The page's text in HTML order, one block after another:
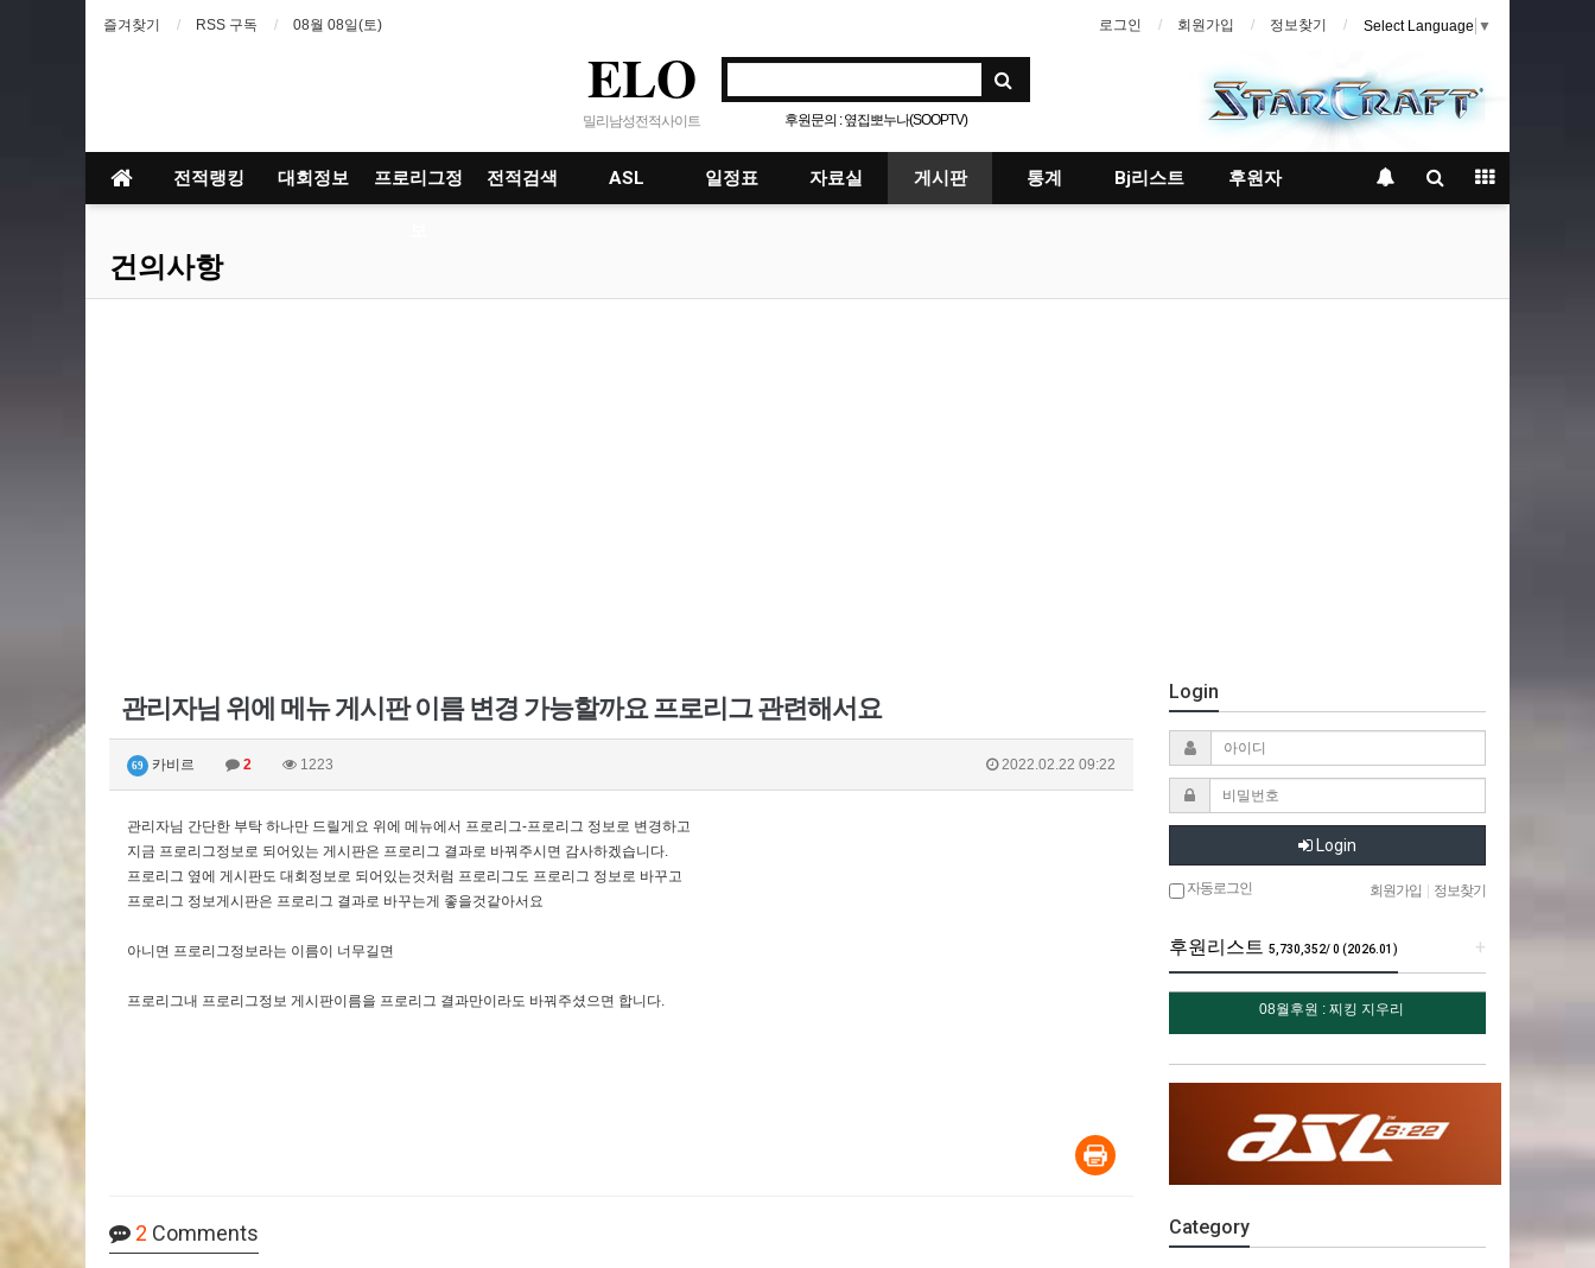
즐겨찾기 RSS 구독 08월 08일(토) 로그인 회원가입 정보찾기 Select Language ▼
ELO
밀리남성전적사이트 후원문의 : 옆집뽀누나(SOOPTV)
전적랭킹 대회정보 프로리그정 전적검색 ASL 일정표 자료실 게시판 통계 Bj리스트 후원자
건의사항
관리자님 위에 메뉴 게시판 이름 변경 가능할까요 프로리그 관련해서요
69 카비르 2 1223 2022.02.22 09:22
관리자님 간단한 부탁 하나만 드릴게요 위에 메뉴에서 프로리그-프로리그 정보로 변경하고
지금 프로리그정보로 되어있는 게시판은 프로리그 결과로 바꿔주시면 감사하겠습니다.
프로리그 옆에 게시판도 대회정보로 되어있는것처럼 프로리그도 프로리그 정보로 바꾸고
프로리그 정보게시판은 프로리그 결과로 바꾸는게 좋을것같아서요
아니면 프로리그정보라는 이름이 너무길면
프로리그내 프로리그정보 게시판이름을 프로리그 결과만이라도 바꿔주셨으면 합니다.
2 Comments
Login
Login
자동로그인 회원가입 | 정보찾기
+
후원리스트 5,730,352/ 0 (2026.01)
08월후원 : 찌킹 지우리
Category